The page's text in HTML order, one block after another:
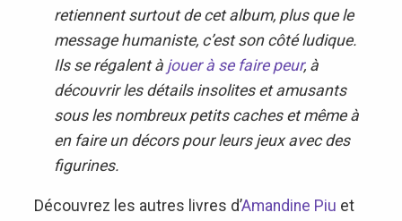
retiennent surtout de cet album, plus que le
message humaniste, c’est son côté ludique.
Ils se régalent à jouer à se faire peur, à
découvrir les détails insolites et amusants
sous les nombreux petits caches et même à
en faire un décors pour leurs jeux avec des
figurines.
Découvrez les autres livres d’Amandine Piu et